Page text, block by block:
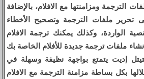
الترجمة ومزامنتها مع الافلام، بالإضافة
تحرير ملفات الترجمة وتصحيح الأخطاء
الواردة، وكذلك يمكنك ترجمة الافلام
ملفات ترجمة جديدة للأفلام الخاصة بك
إديت يتمتع بواجهة نظيفة وسهلة في
بكل بساطة مزامنة الترجمة مع الافلام